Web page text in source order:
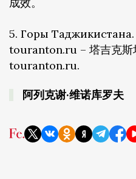
5. Горы
touranton.ru – 塔吉克斯
touranton.ru.
阿列克谢·维诺库罗夫